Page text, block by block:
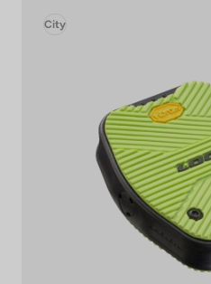
City